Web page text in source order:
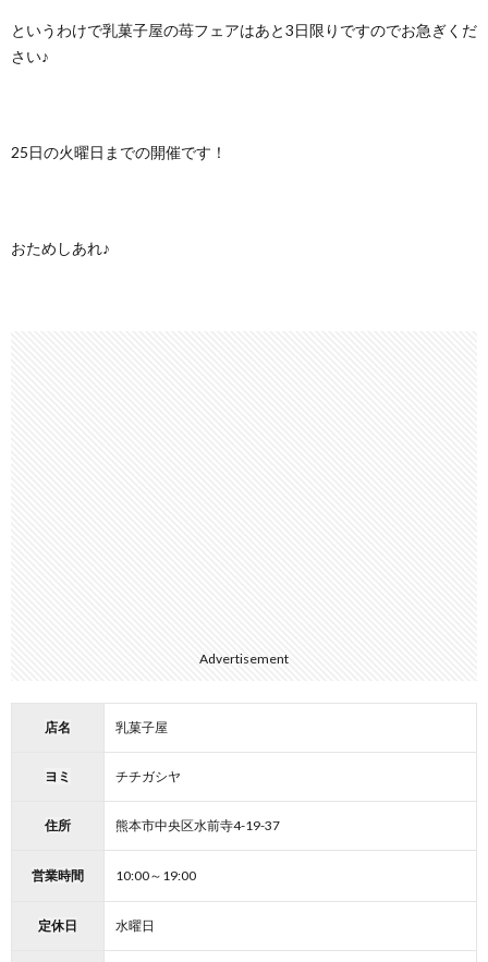
というわけで乳菓子屋の苺フェアはあと3日限りですのでお急ぎくだ
さい♪
25日の火曜日までの開催です！
おためしあれ♪
Advertisement
店名 乳菓子屋
ヨミ チチガシヤ
住所 熊本市中央区水前寺4-19-37
営業時間 10:00～19:00
定休日 水曜日